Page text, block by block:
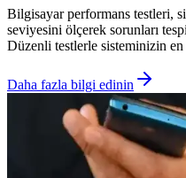
Bilgisayar performans testleri,
seviyesini ölçerek sorunları
Düzenli testlerle sisteminizin
Daha fazla bilgi edinin